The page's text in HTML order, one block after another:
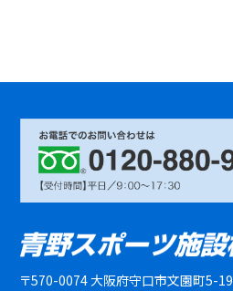
〒570-0074 大阪府守口市文園町5-19